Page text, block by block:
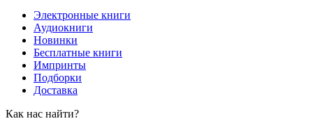
Электронные книги
Аудиокниги
Новинки
Бесплатные книги
Импринты
Подборки
Доставка
Как нас найти?